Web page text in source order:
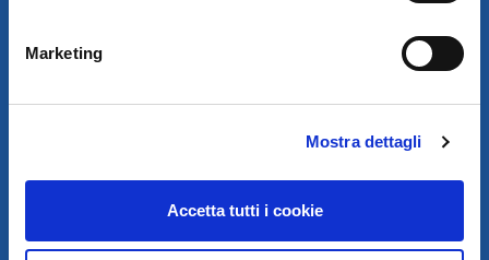
Marketing
Mostra dettagli
Accetta tutti i cookie
DI TELEASSISTENZA
AUTODIS ITALIA HOLDING SRLSARCO S.R.L. UNIPERSONALE
AUTODIS ITALIA HOLDING S.R.L